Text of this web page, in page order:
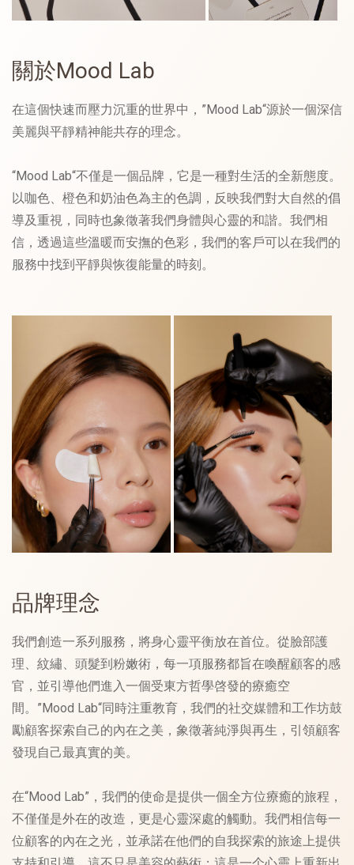
關於Mood Lab
在這個快速而壓力沉重的世界中，”Mood Lab“源於一個深信
美麗與平靜精神能共存的理念。
“Mood Lab“不僅是一個品牌，它是一種對生活的全新態度。
以咖色、橙色和奶油色為主的色調，反映我們對大自然的倡
導及重視，同時也象徵著我們身體與心靈的和諧。我們相
信，透過這些溫暖而安撫的色彩，我們的客戶可以在我們的
服務中找到平靜與恢復能量的時刻。
品牌理念
我們創造一系列服務，將身心靈平衡放在首位。從臉部護
理、紋繡、頭髮到粉嫩術，每一項服務都旨在喚醒顧客的感
官，並引導他們進入一個受東方哲學啓發的療癒空
間。”Mood Lab“同時注重教育，我們的社交媒體和工作坊鼓
勵顧客探索自己的內在之美，象徵著純淨與再生，引領顧客
發現自己最真實的美。
在“Mood Lab”，我們的使命是提供一個全方位療癒的旅程，
不僅僅是外在的改造，更是心靈深處的觸動。我們相信每一
位顧客的內在之光，並承諾在他們的自我探索的旅途上提供